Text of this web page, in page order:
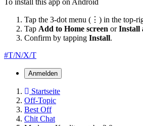
Tap the 3-dot menu (⋮) in the top-
Tap Add to Home screen orInstall
Confirm by tapping Install.
#T/N/X/T
Anmelden
Startseite
Off-Topic
Best Off
Chit Chat